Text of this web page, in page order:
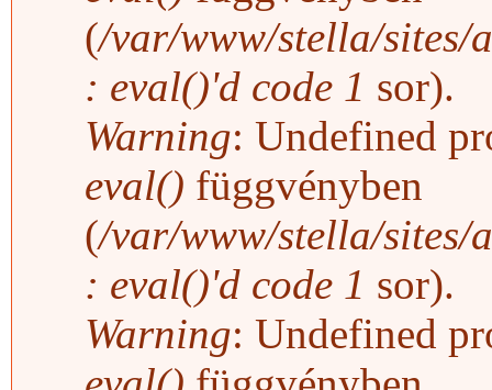
(/var/www/stella/sites/
: eval()'d code 1 sor).
Warning: Undefined
eval() függvényben
(/var/www/stella/sites/
: eval()'d code 1 sor).
Warning: Undefined